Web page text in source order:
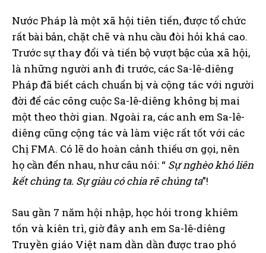
Nước Pháp là một xã hội tiên tiến, được tổ chức
rất bài bản, chặt chẽ và nhu cầu đòi hỏi khá cao.
Trước sự thay đổi và tiến bộ vượt bậc của xã hội,
là những người anh đi trước, các Sa-lê-diêng
Pháp đã biết cách chuẩn bị và cộng tác với người
đời để các công cuộc Sa-lê-diêng không bị mai
một theo thời gian. Ngoài ra, các anh em Sa-lê-
diêng cũng cộng tác và làm việc rất tốt với các
Chị FMA. Có lẽ do hoàn cảnh thiếu ơn gọi, nên
họ cần đến nhau, như câu nói: “ Sự nghèo khó liên
kết chúng ta. Sự giàu có chia rẽ chúng ta”!
Sau gần 7 năm hội nhập, học hỏi trong khiêm
tốn và kiên trì, giờ đây anh em Sa-lê-diêng
Truyền giáo Việt nam dần dần được trao phó